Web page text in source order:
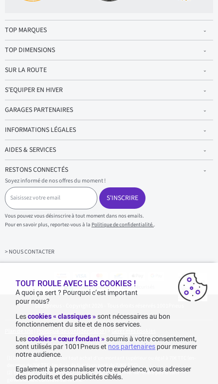
TOP MARQUES
TOP DIMENSIONS
SUR LA ROUTE
S'EQUIPER EN HIVER
GARAGES PARTENAIRES
INFORMATIONS LÉGALES
AIDES & SERVICES
RESTONS CONNECTÉS
Soyez informé de nos offres du moment !
S
a
i
s
i
s
z
v
S'INSCRIRE
Vous pouvez vous désinscrire à tout moment dans nos emails.
Pour en savoir plus, reportez-vous à la Politique de confidentialité..
> NOUS CONTACTER
Achats & paiements 100% sécurisés
1001pneus - Copyright 2026 - Tous droits réservés 1001Pneus
Livraison gratuite : pour tout achat d'un montant supérieur ou égal à 70€ TTC (en-
dessous de 70€ TTC, les frais de livraison sont de 7,90€ TTC).
Tarif catalogue manufacturier en vigueur non remisé. Ne reflète pas le tarif
généralement constaté sur le site.
TOUT ROULE AVEC LES COOKIES !
A quoi ça sert ? Pourquoi c’est important
pour nous?
Lescookies « classiques »sont nécessaires au bon
fonctionnement du site et de nos services.
Lescookies « cœur fondant » soumis à votre consentement,
sont utilisés par 1001Pneus et nos partenaires pour mesurer
notre audience.
Egalement à personnaliser votre expérience, vous adresser
des produits et des publicités ciblés.